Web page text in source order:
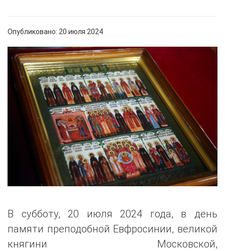
Опубликовано: 20 июля 2024
В субботу, 20 июля 2024 года, в день
памяти преподобной Евфросинии, великой
княгини Московской,